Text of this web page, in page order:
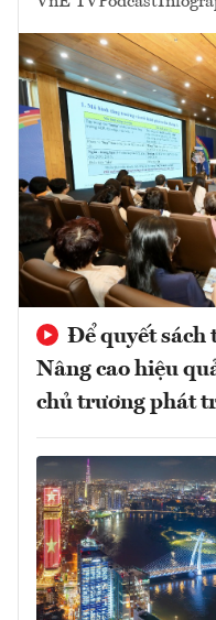
Để quyết sách
Nâng cao hiệu
chủ trương phát